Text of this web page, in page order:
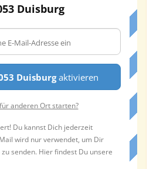
Duisburg
Duisburgaktivieren
anderen Ort starten?
Du kannst Dich jederzeit
wird nur verwendet, um Dir
senden. Hier findest Du unsere